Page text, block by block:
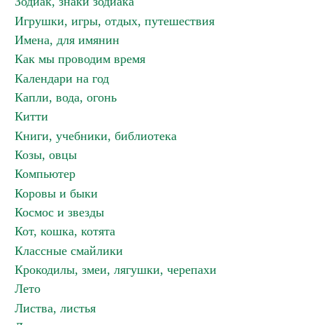
Игрушки, игры, отдых, путешествия
Имена, для имянин
Как мы проводим время
Календари на год
Капли, вода, огонь
Китти
Книги, учебники, библиотека
Козы, овцы
Компьютер
Коровы и быки
Космос и звезды
Кот, кошка, котята
Классные смайлики
Крокодилы, змеи, лягушки, черепахи
Лето
Листва, листья